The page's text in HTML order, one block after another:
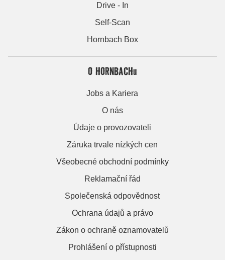
Drive - In
Self-Scan
Hornbach Box
O HORNBACHu
Jobs a Kariera
O nás
Údaje o provozovateli
Záruka trvale nízkých cen
Všeobecné obchodní podmínky
Reklamační řád
Společenská odpovědnost
Ochrana údajů a právo
Zákon o ochraně oznamovatelů
Prohlášení o přístupnosti